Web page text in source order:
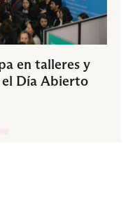
en talleres y
el Día Abierto